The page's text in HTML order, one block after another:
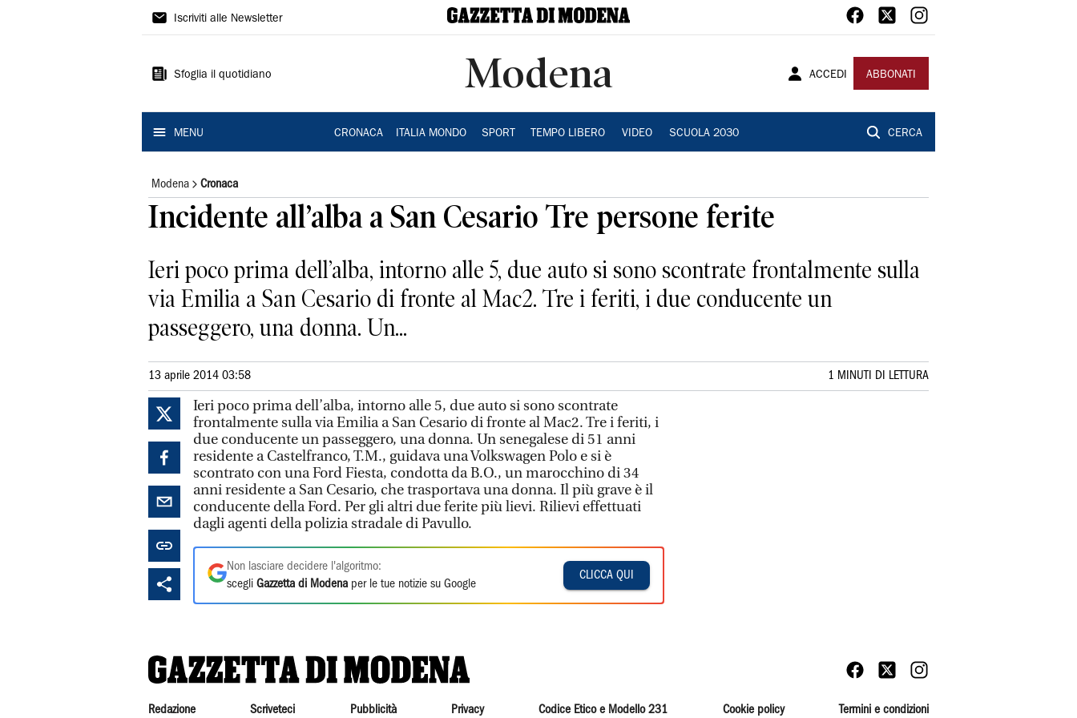
Gazzetta
Modena
Iscriviti alle Newsletter
Sfoglia il quotidiano Modena ACCEDI ABBONATI
MENU CRONACA ITALIA MONDO SPORT TEMPO LIBERO VIDEO SCUOLA 2030 CERCA
Modena Cronaca
Incidente all’alba a San Cesario Tre persone ferite
Ieri poco prima dell’alba, intorno alle 5, due auto si sono scontrate frontalmente sulla
via Emilia a San Cesario di fronte al Mac2. Tre i feriti, i due conducente un
passeggero, una donna. Un...
13 aprile 2014 03:58 1 MINUTI DI LETTURA
Ieri poco prima dell’alba, intorno alle 5, due auto si sono scontrate
frontalmente sulla via Emilia a San Cesario di fronte al Mac2. Tre i feriti, i
due conducente un passeggero, una donna. Un senegalese di 51 anni
residente a Castelfranco, T.M., guidava una Volkswagen Polo e si è
scontrato con una Ford Fiesta, condotta da B.O., un marocchino di 34
anni residente a San Cesario, che trasportava una donna. Il più grave è il
conducente della Ford. Per gli altri due ferite più lievi. Rilievi effettuati
dagli agenti della polizia stradale di Pavullo.
Non lasciare decidere l'algoritmo:
scegli Gazzetta di Modena per le tue notizie su Google
CLICCA QUI
Redazione Scriveteci Pubblicità Privacy Codice Etico e Modello 231 Cookie policy Termini e condizioni